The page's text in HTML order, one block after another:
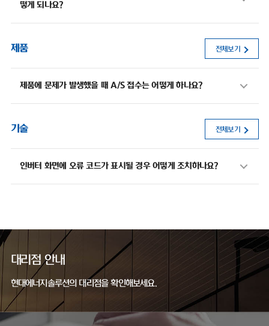
떻게 되나요?
제품 전체보기
제품에 문제가 발생했을 때 A/S 접수는 어떻게 하나요?
기술 전체보기
인버터 화면에 오류 코드가 표시될 경우 어떻게 조치하나요?
대리점 안내
현대에너지솔루션의 대리점을 확인해보세요.